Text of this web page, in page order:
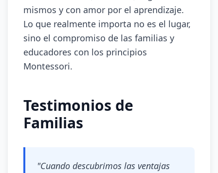
mismos y con amor por el aprendizaje.
Lo que realmente importa no es el lugar,
sino el compromiso de las familias y
educadores con los principios
Montessori.
Testimonios de
Familias
"Cuando descubrimos las ventajas